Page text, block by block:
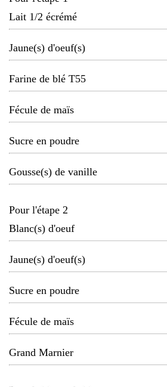
Lait 1/2 écrémé
Jaune(s) d'oeuf(s)
Farine de blé T55
Fécule de maïs
Sucre en poudre
Gousse(s) de vanille
Pour l'étape 2
Blanc(s) d'oeuf
Jaune(s) d'oeuf(s)
Sucre en poudre
Fécule de maïs
Grand Marnier